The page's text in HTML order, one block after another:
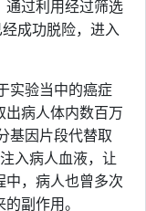
通过利用经过筛选
成功脱险，进入
实验当中的癌症
出病人体内数百万
基因片段代替取
入病人血液，让
中，病人也曾多次
副作用。